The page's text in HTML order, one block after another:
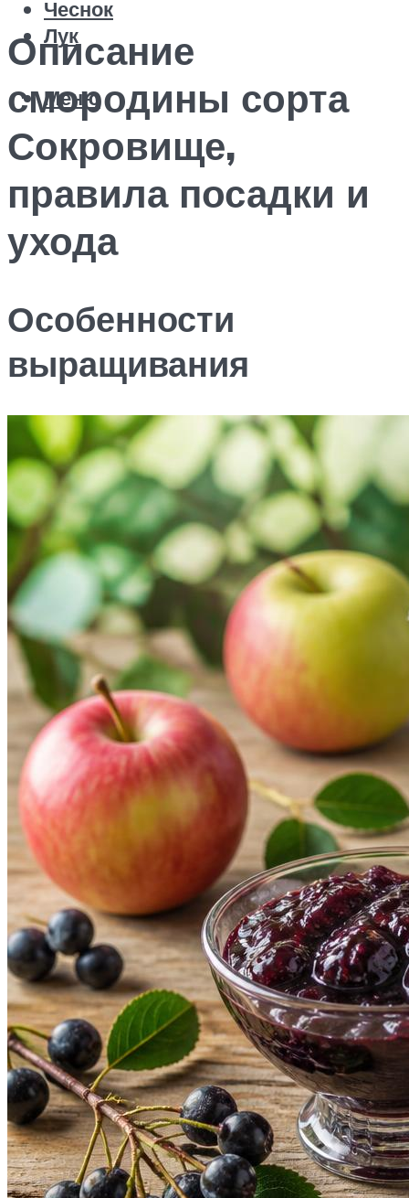
Чеснок
Лук
Меню
Описание
смородины сорта
Сокровище,
правила посадки и
ухода
Особенности
выращивания